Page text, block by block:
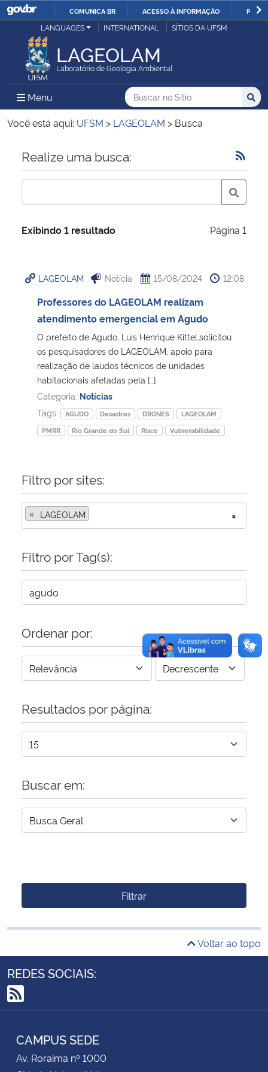
IR
O
COMUNICA BR ACESSO À INFORMAÇÃO
Ministério da Justiça e Segurança Pública
Ministério da Defesa
Ministério das Relações Exteriores
Ministério da Economia
Ministério da Infraestrutura
Ministério da Cidadania
Ministério de Minas e Energia
Ministério da Ciência, Tecnologia, Inovações e Comunicações
Ministério do Meio Ambiente
Ministério do Turismo
Ministério da Mulher, da Família e dos Direitos Humanos
Secretaria-Geral
Secretaria de Governo
Gabinete de Segurança Institucional
Advocacia-Geral da União
Planalto
LANGUAGES INTERNATIONAL SÍTIOS DA UFSM
LAGEOLAM
Laboratório de Geologia Ambiental
Menu Menu Principal do Sítio
Busca
Buscar no no Sítio
Busca:
Você está aqui: UFSM > LAGEOLAM > Busca
Início do conteúdo
Realize uma busca:
Exibindo 1 resultado Página 1
LAGEOLAM Notícia 15/08/2024 12:08
Professores do LAGEOLAM realizam
atendimento emergencial em Agudo
O prefeito de Agudo, Luís Henrique Kittel,solicitou
os pesquisadores do LAGEOLAM, apoio para
realização de laudos técnicos de unidades
habitacionais afetadas pela […]
Categoria: Notícias
Tags:
AGUDO Desastres DRONES
LAGEOLAM
PMRR
Rio Grande do Sul Risco Vulnerabilidade
Filtro por sites:
×
× LAGEOLAM
Filtro por Tag(s):
Ordenar por:
Resultados por página:
Buscar em:
Filtrar
Voltar ao topo
REDES SOCIAIS:
RSS
CAMPUS SEDE
Av. Roraima nº 1000